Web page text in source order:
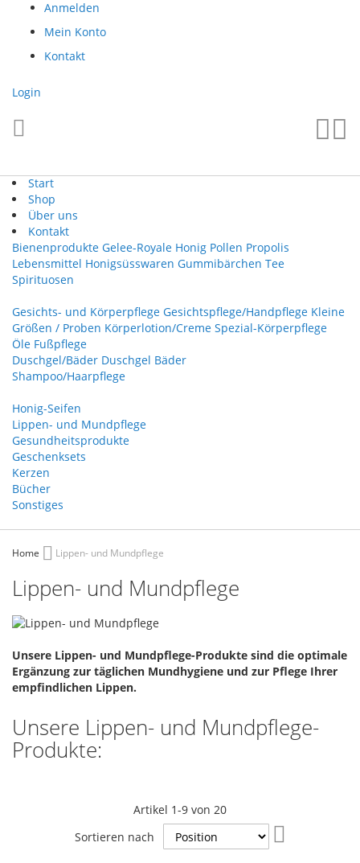
Direkt
Inhalt
Anmelden
Mein Konto
Kontakt
Login
Start
Shop
Über uns
Kontakt
Bienenprodukte Gelee-Royale Honig Pollen Propolis
Lebensmittel Honigsüsswaren Gummibärchen Tee
Spirituosen
Gesichts- und Körperpflege Gesichtspflege/Handpflege Kleine
Größen / Proben Körperlotion/Creme Spezial-Körperpflege
Öle Fußpflege
Duschgel/Bäder Duschgel Bäder
Shampoo/Haarpflege
Honig-Seifen
Lippen- und Mundpflege
Gesundheitsprodukte
Geschenksets
Kerzen
Bücher
Sonstiges
Home Lippen- und Mundpflege
Lippen- und Mundpflege
Unsere Lippen- und Mundpflege-Produkte sind die optimale
Ergänzung zur täglichen Mundhygiene und zur Pflege Ihrer
empfindlichen Lippen.
Unsere Lippen- und Mundpflege-
Produkte:
Artikel 1-9 von 20
Sortieren nach